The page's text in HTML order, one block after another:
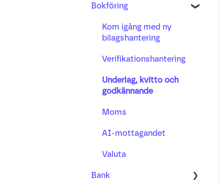
Bokföring
Fakturering
Lön
Busy tidsregistrering
Bokföring
Kom igång med ny
bilagshantering
Verifikationshantering
Underlag, kvitto och
godkännande
Moms
AI-mottagandet
Valuta
Bank